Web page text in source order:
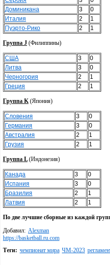
Доминикана
3
0
Италия
2
1
Пуэрто-Рико
2 1
Группа J (Филиппины)
США 3
0
Литва
3
0
Черногория
2
1
Греция
2 1
Группа K (Япония)
Словения 3
0
Германия
3
0
Австралия
2
1
Грузия
2 1
Группа L (Индонезия)
Канада 3
0
Испания
3
0
Бразилия
2
1
Латвия
2 1
По две лучшие сборные из каждой
Добавил: Alexman
https://basketball.ru.com
Теги: чемпионат мира ЧМ-2023